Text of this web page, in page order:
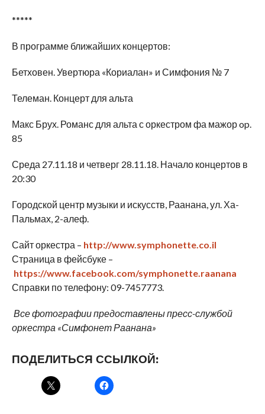
*****
В программе ближайших концертов:
Бетховен. Увертюра «Кориалан» и Симфония № 7
Телеман. Концерт для альта
Макс Брух. Романс для альта с оркестром фа мажор op.
85
Среда 27.11.18 и четверг 28.11.18. Начало концертов в
20:30
Городской центр музыки и искусств, Раанана, ул. Ха-
Пальмах, 2-алеф.
Сайт оркестра – http://www.symphonette.co.il
Страница в фейсбуке –
https://www.facebook.com/symphonette.raanana
Справки по телефону: 09-7457773.
Все фотографии предоставлены пресс-службой
оркестра «Симфонет Раанана»
ПОДЕЛИТЬСЯ ССЫЛКОЙ: